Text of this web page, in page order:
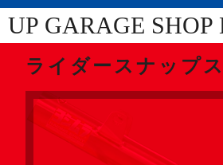
UP GARAGE SHOP
ライダースナップ